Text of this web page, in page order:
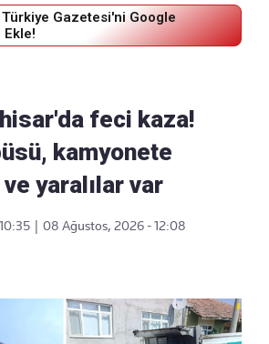
Türkiye Gazetesi'ni Google
feci kaza!
kamyonete
yaralılar var
08 Ağustos, 2026 - 12:08